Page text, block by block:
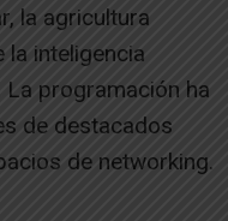
la agricultura
la inteligencia
programación ha
de destacados
de networking.